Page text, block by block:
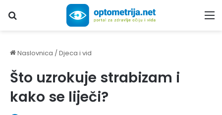
Upiši traženi pojam...
Naslovnica /Djeca i vid
Što uzrokuje strabizam i
kako se liječi?